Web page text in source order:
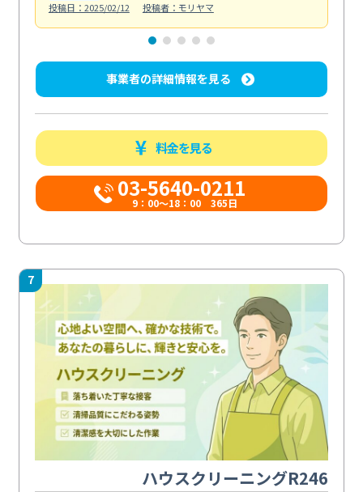
投稿日：2025/02/12
投稿者：モリヤマ
事業者の詳細情報を見る
料金を見る
03-5640-0211
9：00～18：00 365日
7
ハウスクリーニングR246